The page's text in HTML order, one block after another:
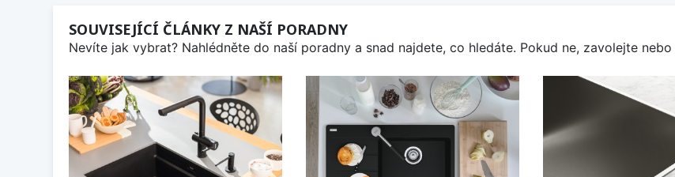
SOUVISEJÍCÍ ČLÁNKY Z NAŠÍ PORADNY
Nevíte jak vybrat? Nahlédněte do naší poradny a snad najdete, co hledáte. Pokud ne, zavolejte